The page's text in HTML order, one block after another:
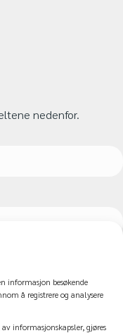
informasjon besøkende
å registrere og analysere
informasjonskapsler, gjøres
nedenfor.